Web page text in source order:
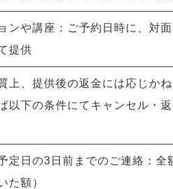
ンや講座：ご予約日時に、対
提供
上、提供後の返金には応じかね
以下の条件にてキャンセル・
定日の3日前までのご連絡：全
た額）